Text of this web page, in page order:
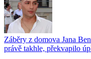
Záběry z domova Jana
právě takhle, překvapilo